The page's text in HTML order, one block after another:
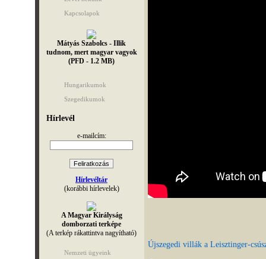
Kapcsolapok
Mátyás Szabolcs - Illik
tudnom, mert magyar vagyok
(PFD - 1.2 MB)
Hungarikumok
Szegedikumok
Hírlevél
e-mailcím:
Hírlevéltár
(korábbi hírlevelek)
A Magyar Királyság
domborzati terképe
(A terkép rákattintva nagyítható)
Nemzeti ügyeink
Újszegedi villák a Leisztinger-